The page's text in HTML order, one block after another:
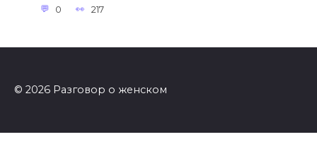
0 217
© 2026 Разговор о женском